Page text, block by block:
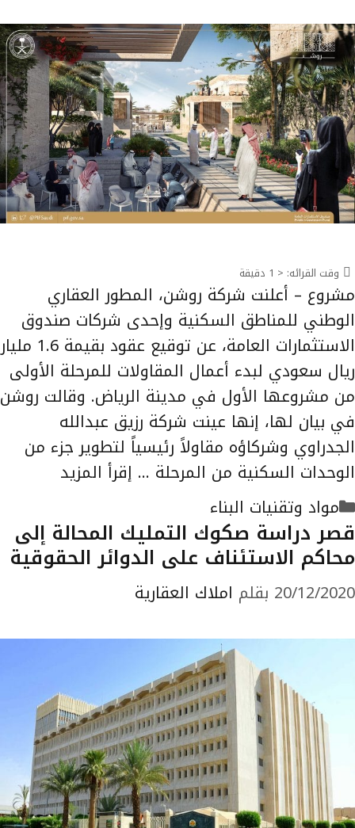
وقت القرائه: < 1 دقيقة
مشروع – أعلنت شركة روشن، المطور العقاري
الوطني للمناطق السكنية وإحدى شركات صندوق
الاستثمارات العامة، عن توقيع عقود بقيمة 1.6 مليار
ريال سعودي لبدء أعمال المقاولات للمرحلة الأولى
من مشروعها الأول في مدينة الرياض. وقالت روشن
في بيان لها، إنها عينت شركة رزيق عبدالله
الجدراوي وشركاؤه مقاولاً رئيسياً لتطوير جزء من
الوحدات السكنية من المرحلة … إقرأ المزيد
التصنيفات
مواد وتقنيات البناء
قصر دراسة صكوك التمليك المحالة إلى
محاكم الاستئناف على الدوائر الحقوقية
20/12/2020 بقلم املاك العقارية